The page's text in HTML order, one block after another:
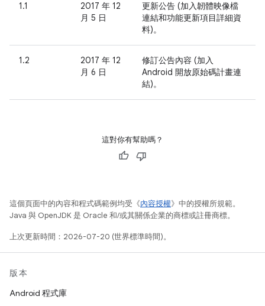
1.1
2017 年 12
月 5 日
更新公告 (加入韌體映像檔
連結和功能更新項目詳細資
料)。
1.2
2017 年 12
月 6 日
修訂公告內容 (加入
Android 開放原始碼計畫連
結)。
這對你有幫助嗎？
這個頁面中的內容和程式碼範例均受《內容授權》中的授權所規範。
Java 與 OpenJDK 是 Oracle 和/或其關係企業的商標或註冊商標。
上次更新時間：2026-07-20 (世界標準時間)。
版本
Android 程式庫